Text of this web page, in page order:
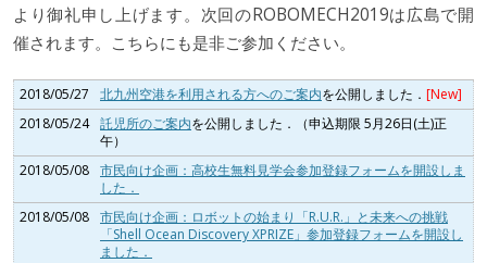
より御礼申し上げます。次回のROBOMECH2019は広島で開
催されます。こちらにも是非ご参加ください。
2018/05/27 北九州空港を利用される方へのご案内を公開しました． [New]
2018/05/24 託児所のご案内を公開しました．（申込期限 5月26日(土)正
午）
2018/05/08 市民向け企画：高校生無料見学会参加登録フォームを開設しま
した．
2018/05/08 市民向け企画：ロボットの始まり「R.U.R.」と未来への挑戦
「Shell Ocean Discovery XPRIZE」参加登録フォームを開設し
ました．